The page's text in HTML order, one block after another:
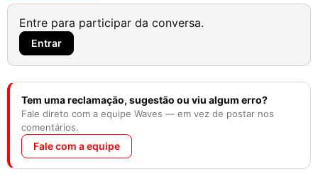
Entre para participar da conversa.
Entrar
Tem uma reclamação, sugestão ou viu algum erro?
Fale direto com a equipe Waves — em vez de postar nos
comentários.
Fale com a equipe